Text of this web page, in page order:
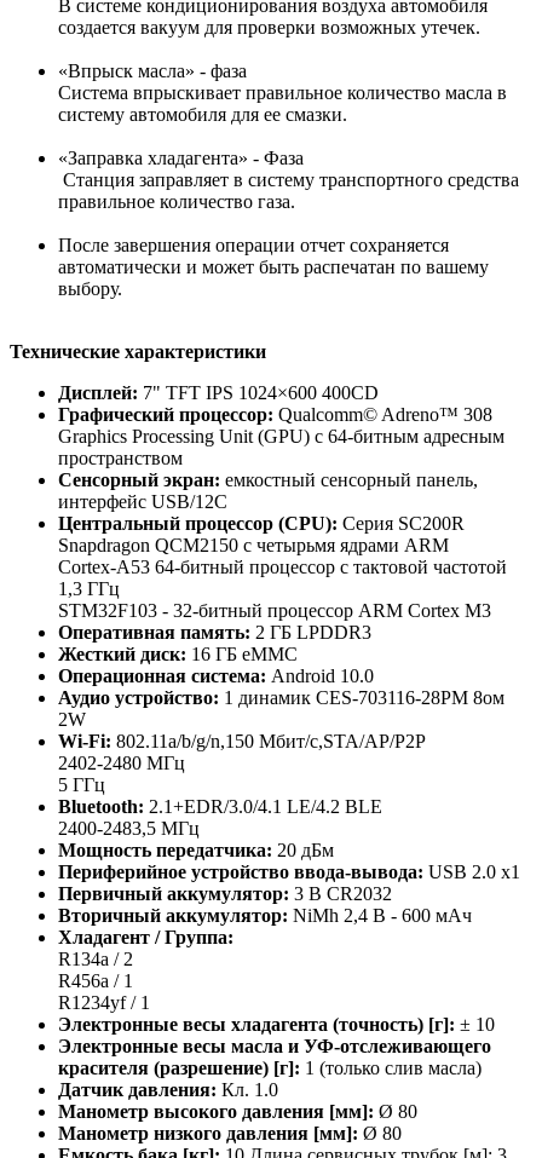
В системе кондиционирования воздуха автомобиля
создается вакуум для проверки возможных утечек.
«Впрыск масла» - фаза
Система впрыскивает правильное количество масла в
систему автомобиля для ее смазки.
«Заправка хладагента» - Фаза
Станция заправляет в систему транспортного средства
правильное количество газа.
После завершения операции отчет сохраняется
автоматически и может быть распечатан по вашему
выбору.
Технические характеристики
Дисплей: 7" TFT IPS 1024×600 400CD
Графический процессор: Qualcomm© Adreno™ 308
Graphics Processing Unit (GPU) с 64-битным адресным
пространством
Сенсорный экран: емкостный сенсорный панель,
интерфейс USB/12C
Центральный процессор (CPU): Серия SC200R
Snapdragon QCM2150 с четырьмя ядрами ARM
Cortex-A53 64-битный процессор с тактовой частотой
1,3 ГГц
STM32F103 - 32-битный процессор ARM Cortex M3
Оперативная память: 2 ГБ LPDDR3
Жесткий диск: 16 ГБ eMMC
Операционная система: Android 10.0
Аудио устройство: 1 динамик CES-703116-28PM 8ом
2W
Wi-Fi: 802.11a/b/g/n,150 Мбит/с,STA/AP/P2P
2402-2480 МГц
5 ГГц
Bluetooth: 2.1+EDR/3.0/4.1 LE/4.2 BLE
2400-2483,5 МГц
Мощность передатчика: 20 дБм
Периферийное устройство ввода-вывода: USB 2.0 x1
Первичный аккумулятор: 3 В CR2032
Вторичный аккумулятор: NiMh 2,4 В - 600 мАч
Хладагент / Группа:
R134a / 2
R456a / 1
R1234yf / 1
Электронные весы хладагента (точность) [г]: ± 10
Электронные весы масла и УФ-отслеживающего
красителя (разрешение) [г]: 1 (только слив масла)
Датчик давления: Кл. 1.0
Манометр высокого давления [мм]: Ø 80
Манометр низкого давления [мм]: Ø 80